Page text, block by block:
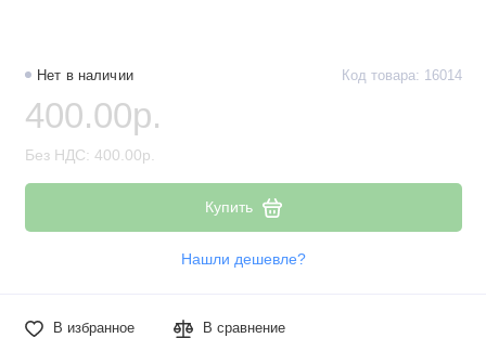
Нет в наличии Код товара: 16014
400.00р.
Без НДС: 400.00р.
Купить
Нашли дешевле?
В избранное В сравнение